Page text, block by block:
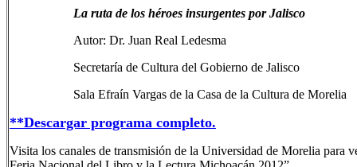
La ruta de los héroes insurgentes por Jalisco
Autor: Dr. Juan Real Ledesma
Secretaría de Cultura del Gobierno de Jalisco
Sala Efraín Vargas de la Casa de la Cultura de Morelia
**Descargar programa completo.
Visita los canales de transmisión de la Universidad de Morelia para